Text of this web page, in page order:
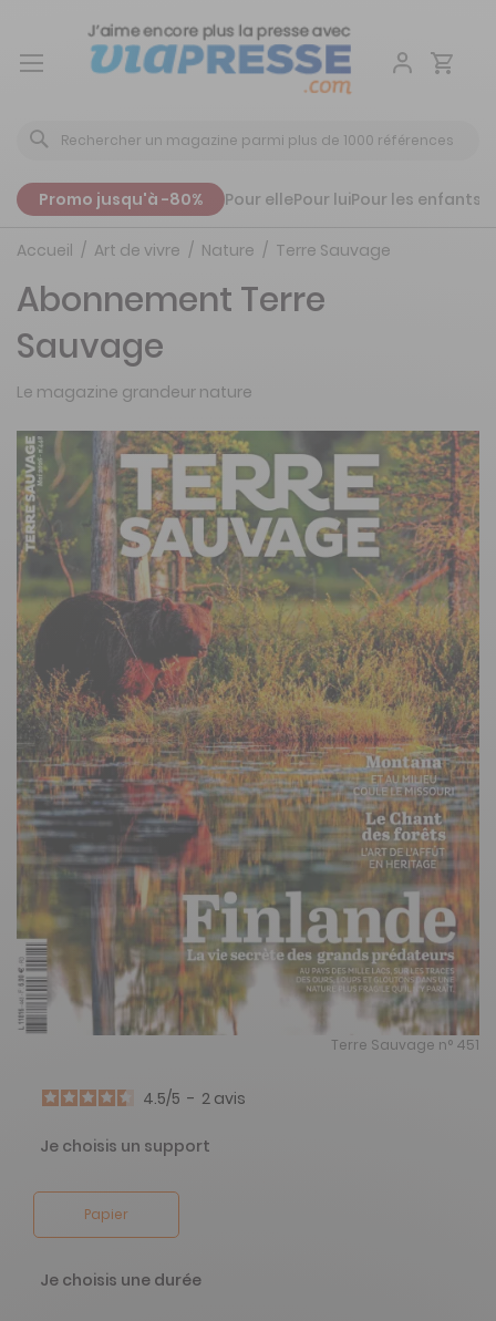
Aller
Promo jusqu'à -80% Pour ellePour luiPour les enfants
Accueil Art de vivre Nature Terre Sauvage
Terre Sauvage n° 451
Abonnement Terre
Sauvage
Le magazine grandeur nature
4.5/5 - 2 avis
Je choisis un support
Papier
Je choisis une durée